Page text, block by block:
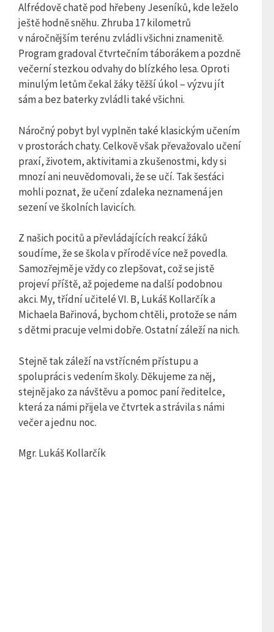
Alfrédově chatě pod hřebeny Jeseníků, kde leželo
ještě hodně sněhu. Zhruba 17 kilometrů
v náročnějším terénu zvládli všichni znamenitě.
Program gradoval čtvrtečním táborákem a pozdně
večerní stezkou odvahy do blízkého lesa. Oproti
minulým letům čekal žáky těžší úkol – výzvu jít
sám a bez baterky zvládli také všichni.
Náročný pobyt byl vyplněn také klasickým učením
v prostorách chaty. Celkově však převažovalo učení
praxí, životem, aktivitami a zkušenostmi, kdy si
mnozí ani neuvědomovali, že se učí. Tak šesťáci
mohli poznat, že učení zdaleka neznamená jen
sezení ve školních lavicích.
Z našich pocitů a převládajících reakcí žáků
soudíme, že se škola v přírodě více než povedla.
Samozřejmě je vždy co zlepšovat, což se jistě
projeví příště, až pojedeme na další podobnou
akci. My, třídní učitelé VI. B, Lukáš Kollarčík a
Michaela Bařinová, bychom chtěli, protože se nám
s dětmi pracuje velmi dobře. Ostatní záleží na nich.
Stejně tak záleží na vstřícném přístupu a
spolupráci s vedením školy. Děkujeme za něj,
stejně jako za návštěvu a pomoc paní ředitelce,
která za námi přijela ve čtvrtek a strávila s námi
večer a jednu noc.
Mgr. Lukáš Kollarčík